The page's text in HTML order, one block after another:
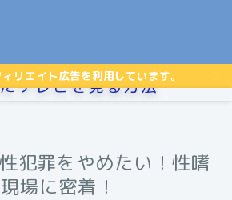
リエイト広告を利用しています。
テレビを見る方法
犯罪をやめたい！性嗜
場に密着！